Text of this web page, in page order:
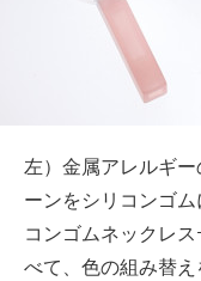
左）金属アレルギ
ーンをシリコンゴ
コンゴムネックレ
べて、色の組み替